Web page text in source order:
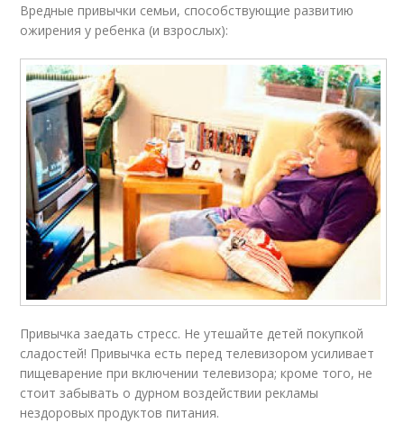
Вредные привычки семьи, способствующие развитию
ожирения у ребенка (и взрослых):
Привычка заедать стресс. Не утешайте де­тей покупкой
сладостей! Привычка есть перед телевизором усилива­ет
пищеварение при включении телевизора; кроме того, не
стоит забывать о дурном воздей­ствии рекламы
нездоровых продуктов питания.